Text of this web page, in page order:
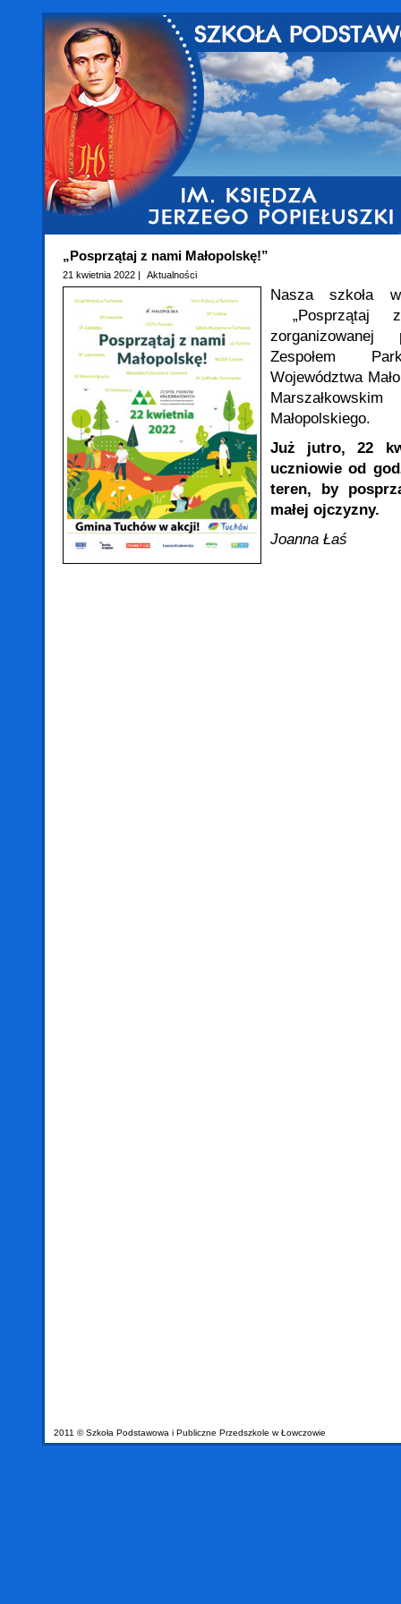
„Posprzątaj z nami Małopolskę!”
21 kwietnia 2022 | Aktualności
Nasza szkoła
„Posprzątaj z
Zespołem
Województwa
Małopolskiego.
Już jutro, 22
uczniowie od
teren, by
małej ojczyzny.
Joanna Łaś
2011 © Szkoła Podstawowa i Publiczne Przedszkole w Łowczowie